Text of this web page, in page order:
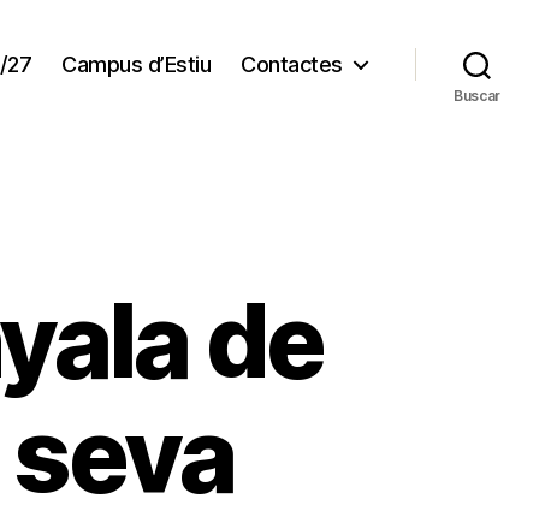
27 Campus d’Estiu Contactes
Buscar
de